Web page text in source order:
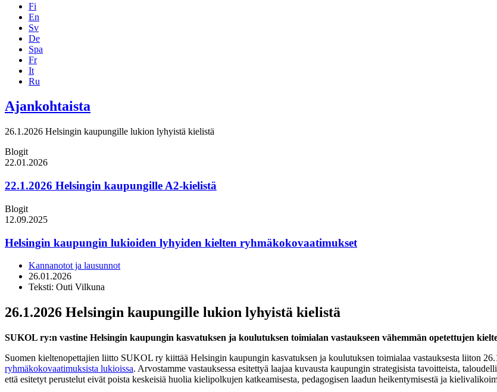
Fi
En
Sv
De
Spa
Fr
It
Ru
Ajankohtaista
26.1.2026 Helsingin kaupungille lukion lyhyistä kielistä
Blogit
22.01.2026
22.1.2026 Helsingin kaupungille A2-kielistä
Blogit
12.09.2025
Helsingin kaupungin lukioiden lyhyiden kielten ryhmäkokovaatimukset
Kannanotot ja lausunnot
26.01.2026
Teksti: Outi Vilkuna
26.1.2026 Helsingin kaupungille lukion lyhyistä kielistä
SUKOL ry:n vastine Helsingin kaupungin kasvatuksen ja koulutuksen toimialan vastaukseen vähemmän opetettujen
Suomen kieltenopettajien liitto SUKOL ry kiittää Helsingin kaupungin kasvatuksen ja koulutuksen toimialaa vastauksesta liiton
ryhmäkokovaatimuksista lukioissa. Arvostamme vastauksessa esitettyä laajaa kuvausta kaupungin strategisista tavoitteista,
että esitetyt perustelut eivät poista keskeisiä huolia kielipolkujen katkeamisesta, pedagogisen laadun heikentymisestä ja